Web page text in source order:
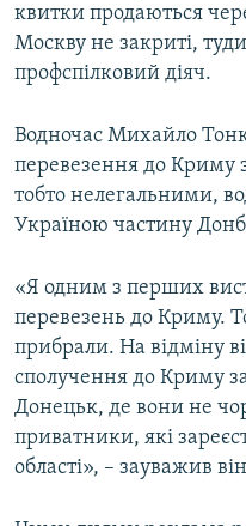
квитки продаються
Москву не закриті, туди
профспілковий діяч.
Водночас Михайло
перевезення до Криму
тобто нелегальними,
Україною частину
«Я одним з перших
перевезень до Криму.
прибрали. На відміну
сполучення до Криму
Донецьк, де вони не
приватники, які
області», – зауважив